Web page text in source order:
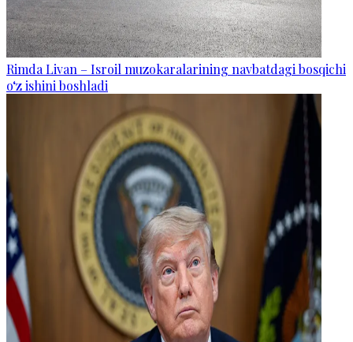
Rimda Livan – Isroil muzokaralarining navbatdagi bosqichi
o‘z ishini boshladi